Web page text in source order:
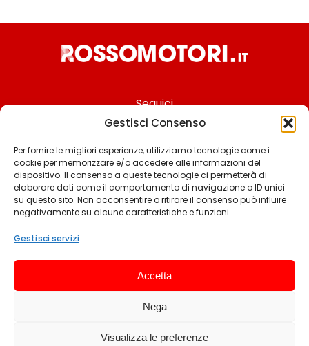
Gestisci Consenso
Per fornire le migliori esperienze, utilizziamo tecnologie come i
cookie per memorizzare e/o accedere alle informazioni del
dispositivo. Il consenso a queste tecnologie ci permetterà di
elaborare dati come il comportamento di navigazione o ID unici
su questo sito. Non acconsentire o ritirare il consenso può influire
negativamente su alcune caratteristiche e funzioni.
Gestisci servizi
Accetta
Nega
Visualizza le preferenze
Seguici
Chi siamo
Contattaci
Termini & Condizioni
Privacy policy
© 2025 Rossomotori.it. Tutti i diritti riservati.